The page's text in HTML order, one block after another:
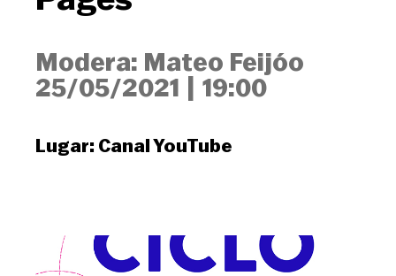
Modera: Mateo Feijóo
25/05/2021
19:00
Lugar: Canal YouTube